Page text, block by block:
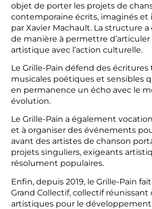
objet de porter les projets de
contemporaine écrits, imaginés et
par Xavier Machault. La structure
de manière à permettre d’articuler
artistique avec l’action culturelle.
Le Grille-Pain défend des
musicales poétiques et sensibles
en permanence un écho avec le
évolution.
Le Grille-Pain a également
et à organiser des événements
avant des artistes de chanson
projets singuliers, exigeants
résolument populaires.
Enfin, depuis 2019, le Grille-Pain
Grand Collectif, collectif
artistiques pour le développement